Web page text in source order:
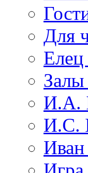
Для
Залы
И.А.
И.С.
Иван